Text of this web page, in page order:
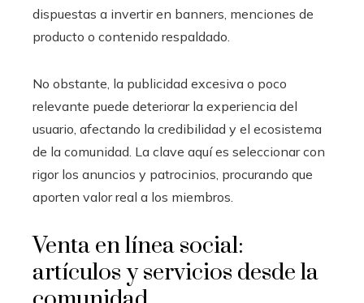
dispuestas a invertir en banners, menciones de
producto o contenido respaldado.
No obstante, la publicidad excesiva o poco
relevante puede deteriorar la experiencia del
usuario, afectando la credibilidad y el ecosistema
de la comunidad. La clave aquí es seleccionar con
rigor los anuncios y patrocinios, procurando que
aporten valor real a los miembros.
Venta en línea social:
artículos y servicios desde la